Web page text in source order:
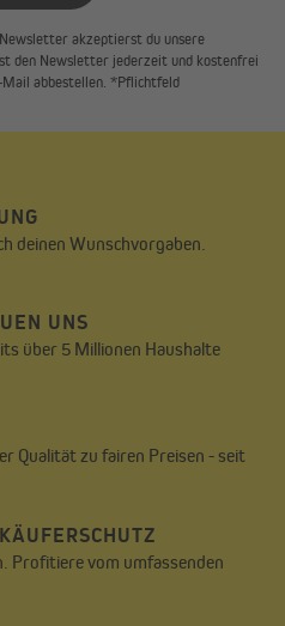
auf der Welle. Unser
hergestellt. Durch
Produkte, die ökologisch
werden.
akzeptierst du unsere
den Newsletter jederzeit und kostenfrei
Mail abbestellen. *Pflichtfeld
deinen Wunschvorgaben.
UNS
über 5 Millionen Haushalte
Qualität zu fairen Preisen - seit
Profitiere vom umfassenden